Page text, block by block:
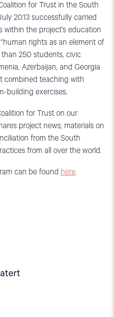
for Trust in the South
2013 successfully carried
the project’s education
rights as an element of
250 students, civic
Azerbaijan, and Georgia
combined teaching with
building exercises.
for Trust on our
project news; materials on
from the South
from all over the world.
can be found here.